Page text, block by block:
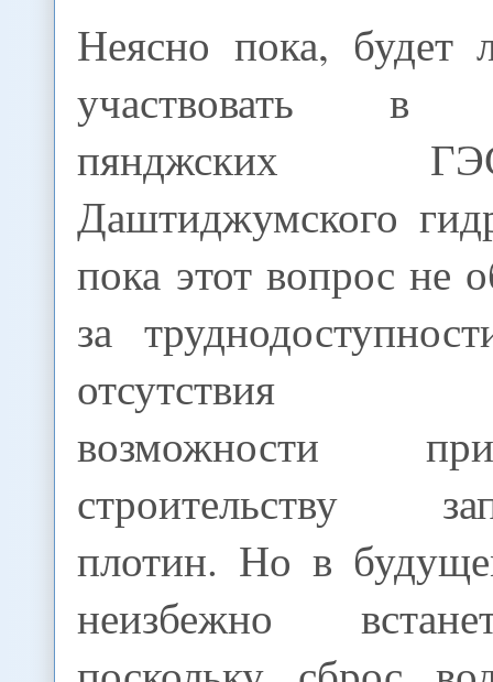
Неясно пока, будет
участвовать в
пянджских
Даштиджумского
пока этот вопрос не
за
отсутствия
возможности
строительству
плотин. Но в
неизбежно